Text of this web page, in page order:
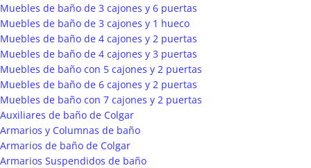
Muebles de baño de 3 cajones y 6 puertas
Muebles de baño de 3 cajones y 1 hueco
Muebles de baño de 4 cajones y 2 puertas
Muebles de baño de 4 cajones y 3 puertas
Muebles de baño con 5 cajones y 2 puertas
Muebles de baño de 6 cajones y 2 puertas
Muebles de baño con 7 cajones y 2 puertas
Auxiliares de baño de Colgar
Armarios y Columnas de baño
Armarios de baño de Colgar
Armarios Suspendidos de baño